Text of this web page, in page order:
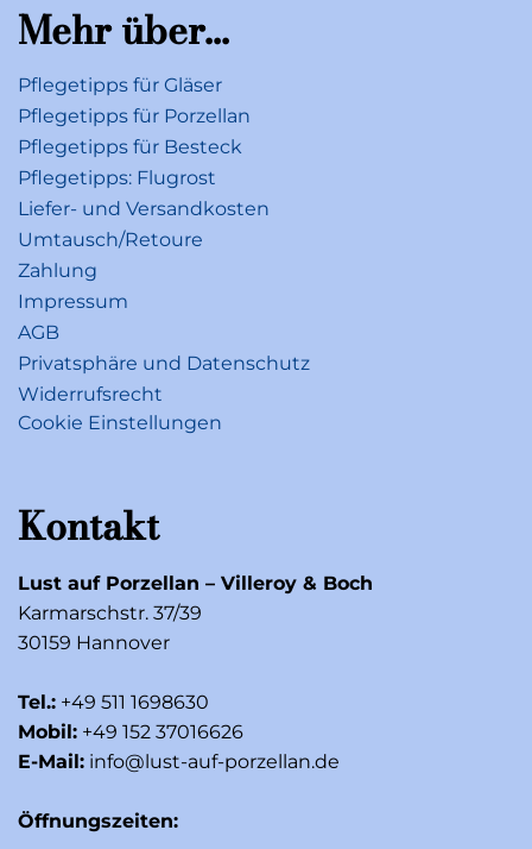
Mehr über...
Pflegetipps für Gläser
Pflegetipps für Porzellan
Pflegetipps für Besteck
Pflegetipps: Flugrost
Liefer- und Versandkosten
Umtausch/Retoure
Zahlung
Impressum
AGB
Privatsphäre und Datenschutz
Widerrufsrecht
Cookie Einstellungen
Kontakt
Lust auf Porzellan – Villeroy & Boch
Karmarschstr. 37/39
30159 Hannover
Tel.: +49 511 1698630
Mobil: +49 152 37016626
E-Mail: info@lust-auf-porzellan.de
Öffnungszeiten: